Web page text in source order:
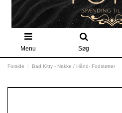
Menu Søg
Forside Bad Kitty - Nakke / Hånd- Fodstøtter